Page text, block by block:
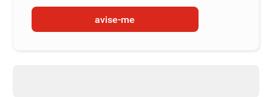
avise-me